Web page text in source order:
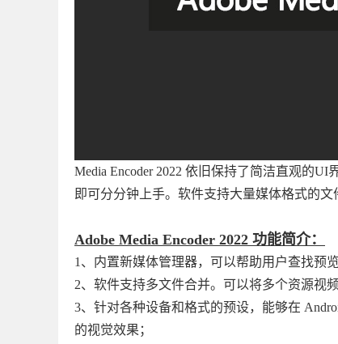
Media Encoder 2022 依旧保持了简洁直观的
即可分分钟上手。软件支持大量媒体格式的
Adobe Media Encoder 2022 功能简介：
1、内置新媒体管理器，可以帮助用户查找预
2、软件支持多文件合并。可以将多个资源视
3、针对各种设备和格式的预设，能够在
的视觉效果；